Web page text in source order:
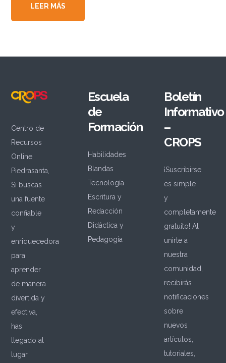
LEER MÁS
Centro de
Recursos
Online
Piedrasanta,
Si buscas
una fuente
confiable
y
enriquecedora
para
aprender
de manera
divertida y
efectiva,
has
llegado al
lugar
Escuela
de
Formación
Habilidades
Blandas
Tecnología
Escritura y
Redacción
Didáctica y
Pedagogía
Boletín
Informativo
–
CROPS
¡Suscribirse
es simple
y
completamente
gratuito! Al
unirte a
nuestra
comunidad,
recibirás
notificaciones
sobre
nuevos
artículos,
tutoriales,